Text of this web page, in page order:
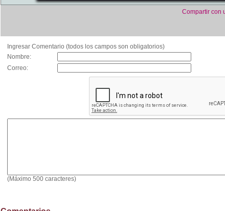
Compartir con
Ingresar Comentario (todos los campos son obligatorios)
Nombre:
Correo:
(Máximo 500 caracteres)